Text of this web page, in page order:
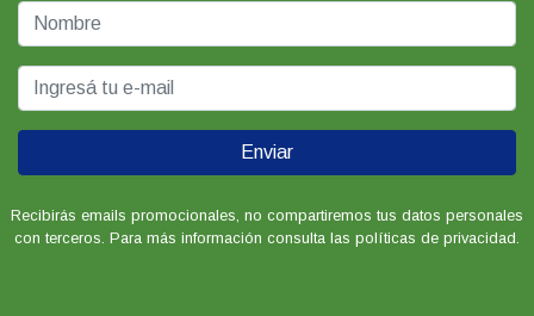
Enviar
Recibirás emails promocionales, no compartiremos tus datos personales
con terceros. Para más información consulta las políticas de privacidad.